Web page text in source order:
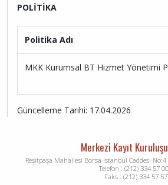
POLİTİKA
Politika Adı
MKK Kurumsal BT Hizmet Yönetimi
Güncelleme Tarihi: 17.04.2026
Merkezi Kayıt
Reşitpaşa Mahallesi Borsa İstanbul Caddesi No:4
Telefon : (212) 334 57 00
Faks : (212) 334 57 57